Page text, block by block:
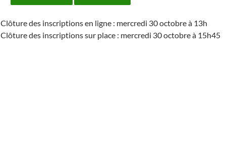
Clôture des inscriptions en ligne : mercredi 30 octobre à 13h
Clôture des inscriptions sur place : mercredi 30 octobre à 15h45